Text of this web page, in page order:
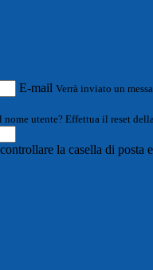
E-mail Verrà inviato un
nome utente? Effettua il reset
la casella di posta